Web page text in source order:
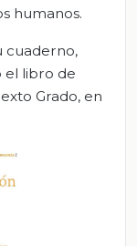
humanos.
cuaderno,
el libro de
Grado, en